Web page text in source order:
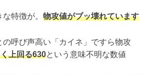
特徴が。 物攻値がブッ壊れています
の呼び声高い「カイネ」ですら物攻
上回る630という意味不明な数値